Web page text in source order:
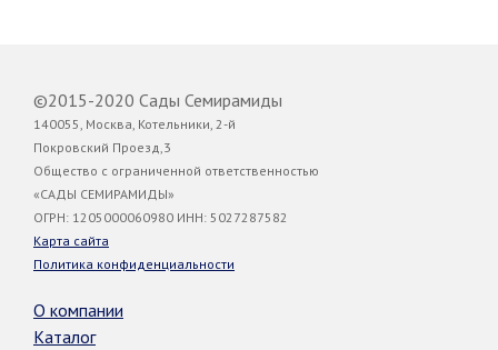
©2015-2020 Сады Семирамиды
140055, Москва, Котельники, 2-й
Покровский Проезд,3
Общество с ограниченной ответственностью
«САДЫ СЕМИРАМИДЫ»
ОГРН: 1205000060980 ИНН: 5027287582
Карта сайта
Политика конфиденциальности
О компании
Каталог